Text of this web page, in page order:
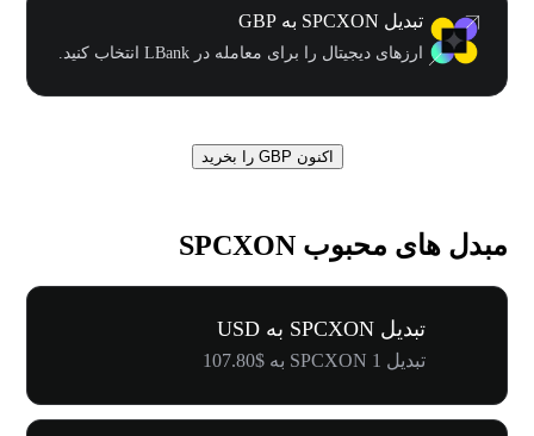
تبدیل SPCXON به GBP
ارزهای دیجیتال را برای معامله در LBank انتخاب کنید.
اکنون GBP را بخرید
مبدل های محبوب SPCXON
تبدیل SPCXON به USD
تبدیل 1 SPCXON به $107.80